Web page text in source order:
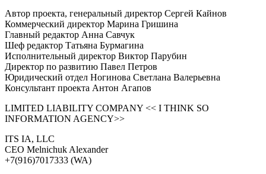
Автор проекта, генеральный директор Сергей Кайнов
Коммерческий директор Марина Гришина
Главный редактор Анна Савчук
Шеф редактор Татьяна Бурмагина
Исполнительный директор Виктор Парубин
Директор по развитию Павел Петров
Юридический отдел Ногинова Светлана Валерьевна
Консультант проекта Антон Агапов
LIMITED LIABILITY COMPANY << I THINK SO
INFORMATION AGENCY>>
ITS IA, LLC
CEO Melnichuk Alexander
+7(916)7017333 (WA)